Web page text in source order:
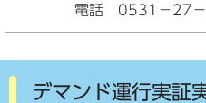
電話 0531－27－
デマンド運行実証